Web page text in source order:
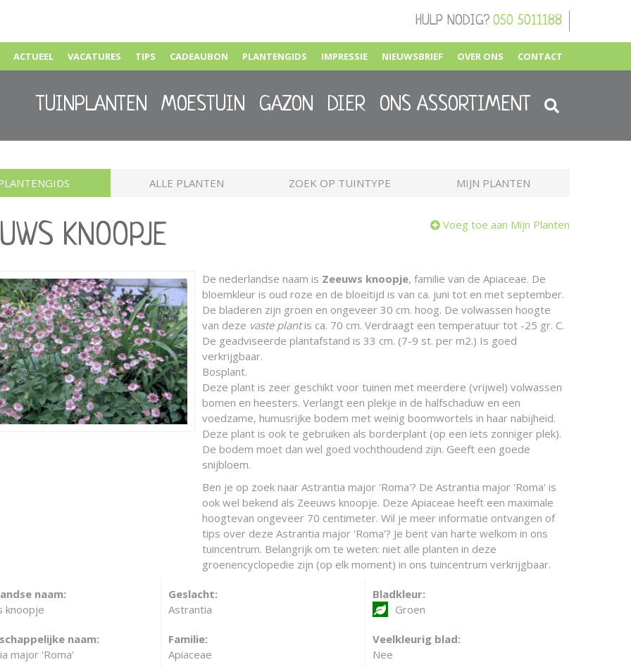
HULP NODIG? 050 5011188
ACTUEEL VACATURES TIPS CADEAUBON PLANTENGIDS IMPRESSIE NIEUWSBRIEF OVER ONS CONTACT
TUINPLANTEN MOESTUIN GAZON DIER ONS ASSORTIMENT
ALLE PLANTEN ZOEK OP TUINTYPE MIJN PLANTEN
KNOOPJE Voeg toe aan Mijn Planten
De nederlandse naam is Zeeuws knoopje, familie van de Apiaceae. De
bloemkleur is oud roze en de bloeitijd is van ca. juni tot en met september.
De bladeren zijn groen en ongeveer 30 cm. hoog. De volwassen hoogte
van deze vaste plantis ca. 70 cm. Verdraagt een temperatuur tot -25 gr. C.
De geadviseerde plantafstand is 33 cm. (7-9 st. per m2.) Is goed
verkrijgbaar.
Bosplant.
Deze plant is zeer geschikt voor tuinen met meerdere (vrijwel) volwassen
bomen en heesters. Verlangt een plekje in de halfschaduw en een
voedzame, humusrijke bodem met weinig boomwortels in haar nabijheid.
Deze plant is ook te gebruiken als borderplant (op een iets zonniger plek).
De bodem moet dan wel goed vochthoudend zijn. Geeft een goede
snijbloem.
Ben je op zoek naar Astrantia major 'Roma'? De Astrantia major 'Roma' is
ook wel bekend als Zeeuws knoopje. Deze Apiaceae heeft een maximale
hoogtevan ongeveer 70 centimeter. Wil je meer informatie ontvangen of
tips over deze Astrantia major 'Roma'? Je bent van harte welkom in ons
tuincentrum. Belangrijk om te weten: niet alle planten in deze
groenencyclopedie zijn (op elk moment) in ons tuincentrum verkrijgbaar.
naam:
knoopje
naam:
major 'Roma'
Geslacht:
Astrantia
Familie:
Apiaceae
Bladkleur:
Groen
Veelkleurig blad:
Nee